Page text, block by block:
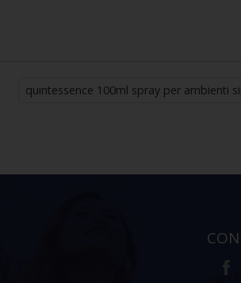
quintessence 100ml spray per ambienti